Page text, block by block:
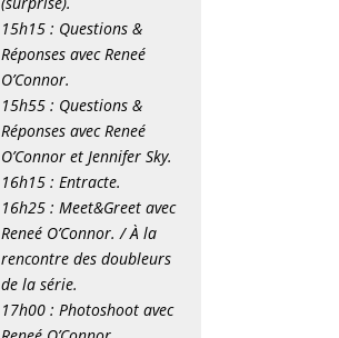
15h15 : Questions &
Réponses avec Reneé
O’Connor.
15h55 : Questions &
Réponses avec Reneé
O’Connor et Jennifer Sky.
16h15 : Entracte.
16h25 : Meet&Greet avec
Reneé O’Connor. / À la
rencontre des doubleurs
de la série.
17h00 : Photoshoot avec